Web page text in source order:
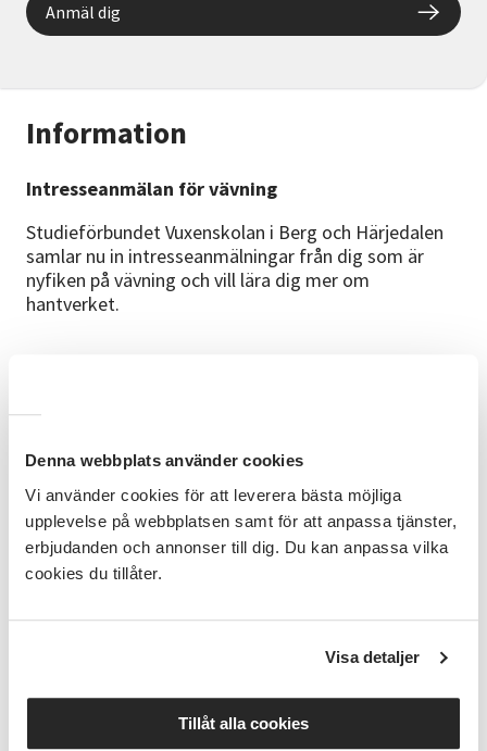
Denna webbplats använder cookies
Vi använder cookies för att leverera bästa möjliga
upplevelse på webbplatsen samt för att anpassa tjänster,
erbjudanden och annonser till dig. Du kan anpassa vilka
cookies du tillåter.
Visa detaljer
Tillåt alla cookies
Information
Intresseanmälan för vävning
Studieförbundet Vuxenskolan i Berg och Härjedalen
samlar nu in intresseanmälningar från dig som är
nyfiken på vävning och vill lära dig mer om
hantverket.
hoppas kunna arrangera en inspirationsdag där vi
och mötesplatser som behövs för att intresserade
ska kunna komma igång med vävning och utveckla
lokala vävstugor.
liv, skapa mötesplatser för hantverksintresserade
och föra vårt viktiga kulturarv vidare till kommande
generationer. Inga förkunskaper krävs.
Alla som är intresserade är varmt välkomna att
anmäla sitt intresse.
Anmäl dig